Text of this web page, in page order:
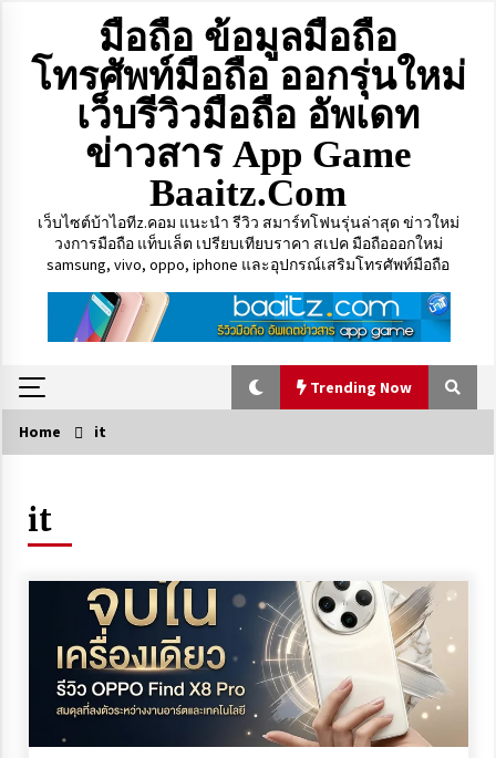
content
มือถือ ข้อมูลมือถือ
โทรศัพท์มือถือ ออกรุ่นใหม่
เว็บรีวิวมือถือ อัพเดท
ข่าวสาร App Game
Baaitz.com
เว็บไซต์บ้าไอทีz.คอม แนะนำ รีวิว สมาร์ทโฟนรุ่นล่าสุด ข่าวใหม่
วงการมือถือ แท็บเล็ต เปรียบเทียบราคา สเปค มือถือออกใหม่
samsung, vivo, oppo, iphone และอุปกรณ์เสริมโทรศัพท์มือถือ
Trending Now
Trending Now
HUAWEI Pura 90 Pro Max ว่าที่เรือธงกล้องเทพรุ่นใหม่
มีอะไรน่าสนใจบ้าง
4 weeks ago
Agentic AI คืออะไร เทคโนโลยี AI รุ่นใหม่ที่คิด วางแผน
Home it
it